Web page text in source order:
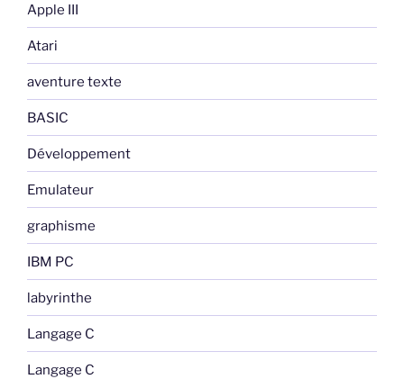
Apple III
Atari
aventure texte
BASIC
Développement
Emulateur
graphisme
IBM PC
labyrinthe
Langage C
Langage C